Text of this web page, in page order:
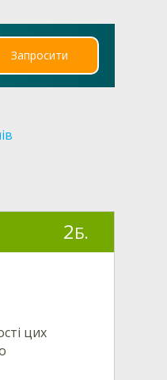
Запросити
2Б.
цих